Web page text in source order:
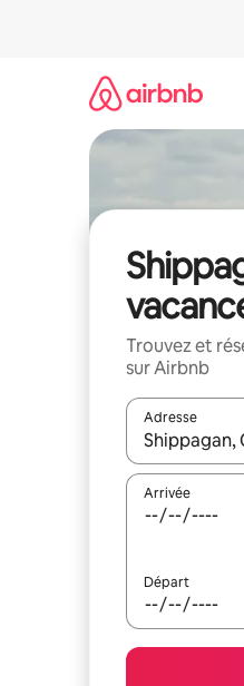
Trouvez et
sur Airbnb
Adresse
Lorsque les
Arrivée
Départ